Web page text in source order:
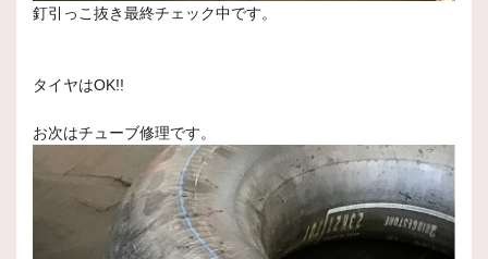
釘引っこ抜き最終チェック中です。
タイヤはOK!!
お次はチューブ修理です。